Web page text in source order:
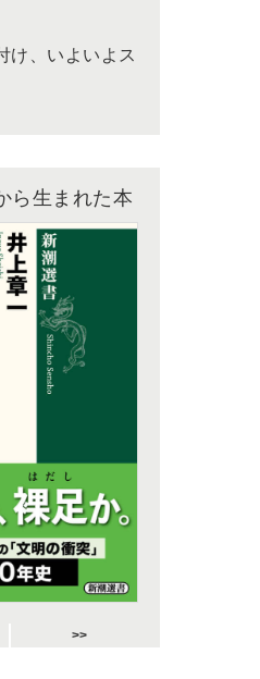
け、いよいよス
ら生まれた本
>>